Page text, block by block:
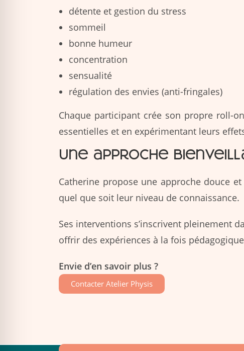
détente et gestion du stress
sommeil
bonne humeur
concentration
sensualité
régulation des envies (anti-fringales)
Chaque participant crée son propre roll-
essentielles et en expérimentant leurs
Une approche
Catherine propose une approche douce
quel que soit leur niveau de connaissance.
Ses interventions s’inscrivent pleinement
offrir des expériences à la fois
Envie d’en savoir plus ?
Contacter Atelier Physis